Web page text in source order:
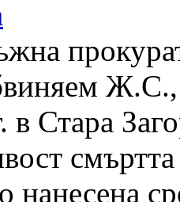
Ж.С.,
в Стара